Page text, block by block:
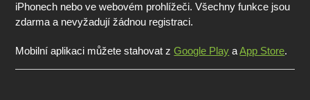
iPhonech nebo ve webovém prohlížeči. Všechny funkce jsou
zdarma a nevyžadují žádnou registraci.
Mobilní aplikaci můžete stahovat zGoogle Play aApp Store.